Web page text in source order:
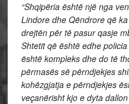
“Shqipëria është një nga
Lindore dhe Qëndrore që
drejtën për të pasur qasje
Shtetit që është edhe
është kompleks dhe do të
përmasës së përndjekjes
kohëzgjatja e përndjekjes
veçanërisht kjo e dyta